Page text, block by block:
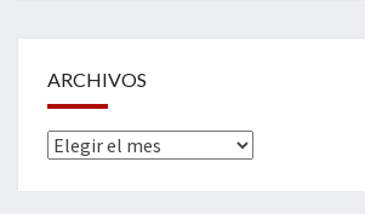
ARCHIVOS
Archivos